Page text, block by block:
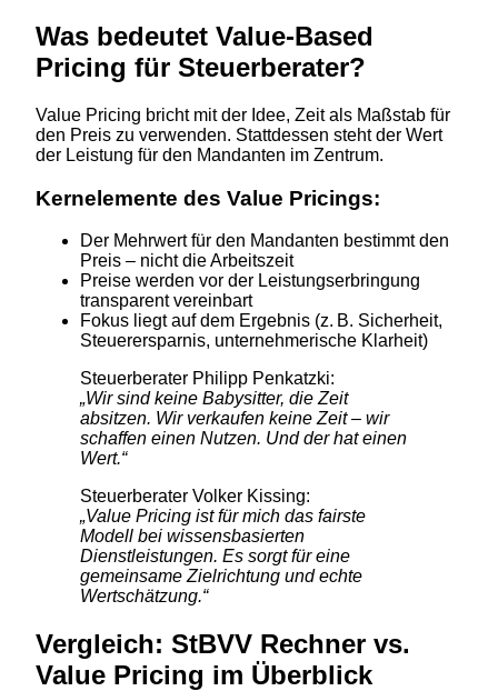
Was bedeutet Value-Based
Pricing für Steuerberater?
Value Pricing bricht mit der Idee, Zeit als Maßstab für
den Preis zu verwenden. Stattdessen steht der Wert
der Leistung für den Mandanten im Zentrum.
Kernelemente des Value Pricings:
Der Mehrwert für den Mandanten bestimmt den
Preis – nicht die Arbeitszeit
Preise werden vor der Leistungserbringung
transparent vereinbart
Fokus liegt auf dem Ergebnis (z. B. Sicherheit,
Steuerersparnis, unternehmerische Klarheit)
Steuerberater Philipp Penkatzki:
„Wir sind keine Babysitter, die Zeit
absitzen. Wir verkaufen keine Zeit – wir
schaffen einen Nutzen. Und der hat einen
Wert.“
Steuerberater Volker Kissing:
„Value Pricing ist für mich das fairste
Modell bei wissensbasierten
Dienstleistungen. Es sorgt für eine
gemeinsame Zielrichtung und echte
Wertschätzung.“
Vergleich: StBVV Rechner vs.
Value Pricing im Überblick